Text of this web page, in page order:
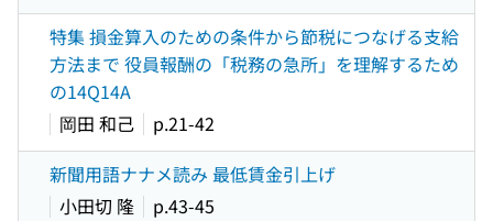
特集 損金算入のための条件から節税につなげる支給
方法まで 役員報酬の「税務の急所」を理解するため
の14Q14A
岡田 和己
p.21-42
新聞用語ナナメ読み 最低賃金引上げ
小田切 隆
p.43-45